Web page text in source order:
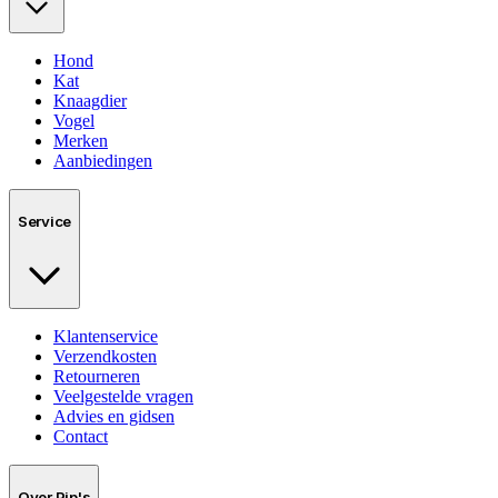
Hond
Kat
Knaagdier
Vogel
Merken
Aanbiedingen
Service
Klantenservice
Verzendkosten
Retourneren
Veelgestelde vragen
Advies en gidsen
Contact